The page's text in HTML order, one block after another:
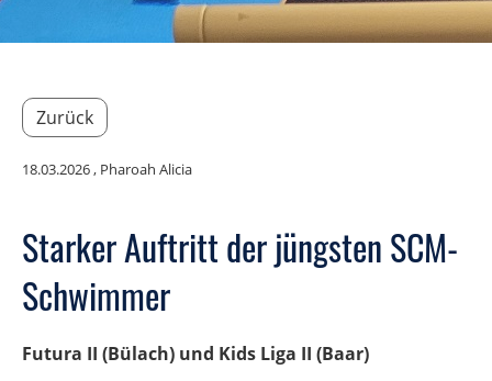
Zurück
18.03.2026, Pharoah Alicia
Starker Auftritt der jüngsten SCM-
Schwimmer
Futura II (Bülach) und Kids Liga II (Baar)